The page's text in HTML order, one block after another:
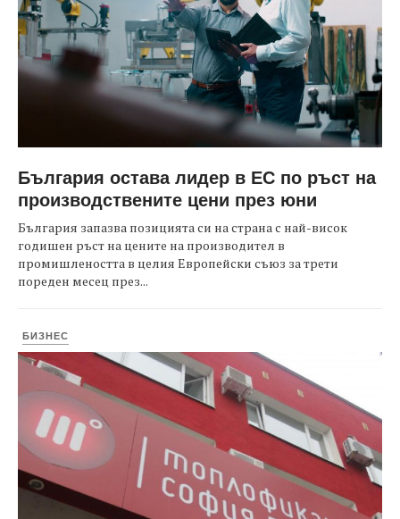
България остава лидер в ЕС по ръст на
производствените цени през юни
България запазва позицията си на страна с най-висок
годишен ръст на цените на производител в
промишлеността в целия Европейски съюз за трети
пореден месец през...
БИЗНЕС